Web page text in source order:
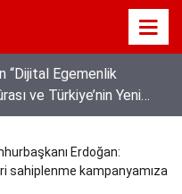
“Dijital Egemenlik
ve Türkiye’nin Yeni
makales
Erdoğan:
sahiplenme kampanyamıza